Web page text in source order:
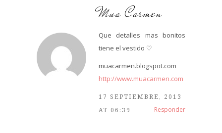
Mua Carmen
Que detalles mas bonitos
tiene el vestido ♡
muacarmen.blogspot.com
http://www.muacarmen.com
17 SEPTIEMBRE, 2013
AT 06:39
Responder